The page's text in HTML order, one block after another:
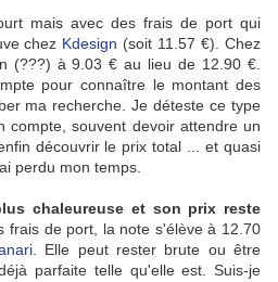
mais avec des frais de port qui
chez Kdesign (soit 11.57 €). Chez
(???) à 9.03 € au lieu de 12.90 €.
pour connaître le montant des
ma recherche. Je déteste ce type
compte, souvent devoir attendre un
découvrir le prix total ... et quasi
perdu mon temps.
chaleureuse et son prix reste
frais de port, la note s'élève à 12.70
. Elle peut rester brute ou être
parfaite telle qu'elle est. Suis-je